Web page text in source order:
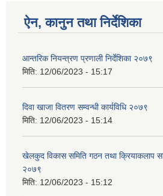
ऐन, कानुन तथा निर्देशिका
आन्तरिक नियन्त्रण प्रणाली निर्देशिका २०७९
मिति: 12/06/2023 - 15:17
दिवा खाजा वितरण सम्वन्धी कार्यविधि २०७९
मिति: 12/06/2023 - 15:14
खेलकुद विकास समिति गठन तथा क्रियाकलाप
२०७९
मिति: 12/06/2023 - 15:12